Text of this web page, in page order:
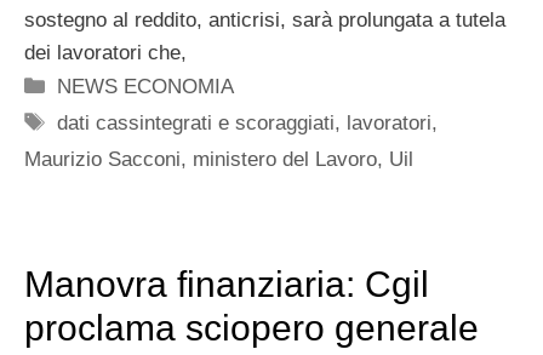
sostegno al reddito, anticrisi, sarà prolungata a tutela
dei lavoratori che,
Categorie
NEWS ECONOMIA
Tag
dati cassintegrati e scoraggiati, lavoratori,
Maurizio Sacconi, ministero del Lavoro, Uil
Manovra finanziaria: Cgil
proclama sciopero generale